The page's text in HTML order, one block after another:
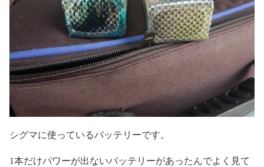
シグマに使っているバッテリーです。
1本だけパワーが出ないバッテリーがあったんでよく見て